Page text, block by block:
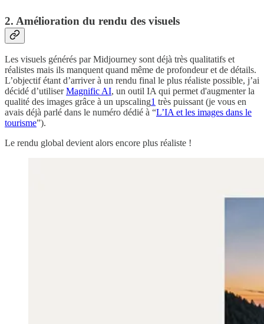
2. Amélioration du rendu des visuels
Les visuels générés par Midjourney sont déjà très qualitatifs et
réalistes mais ils manquent quand même de profondeur et de détails.
L’objectif étant d’arriver à un rendu final le plus réaliste possible, j’ai
décidé d’utiliserMagnific AI, un outil IA qui permet d'augmenter la
qualité des images grâce à un upscaling1 très puissant (je vous en
avais déjà parlé dans le numéro dédié à “L’IA et les images dans le
tourisme”).
Le rendu global devient alors encore plus réaliste !